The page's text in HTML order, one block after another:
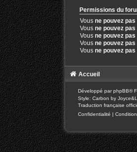
Permissions du
Vous ne pouvez pas
Vous ne pouvez pas
Vous ne pouvez pas
Vous ne pouvez pas
Vous ne pouvez pas
Accueil
Développé parphpBB®
Style: Carbon by
Traduction française
Confidentialité